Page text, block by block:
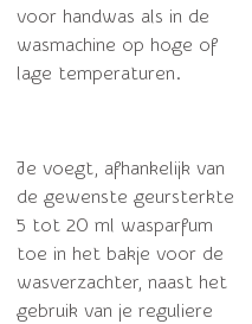
voor handwas als in de
wasmachine op hoge of
lage temperaturen.
Je voegt, afhankelijk van
de gewenste geursterkte
5 tot 20 ml wasparfum
toe in het bakje voor de
wasverzachter, naast het
gebruik van je reguliere